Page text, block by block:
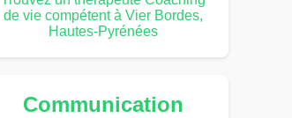
de vie compétent à Vier Bordes,
Hautes-Pyrénées
Communication